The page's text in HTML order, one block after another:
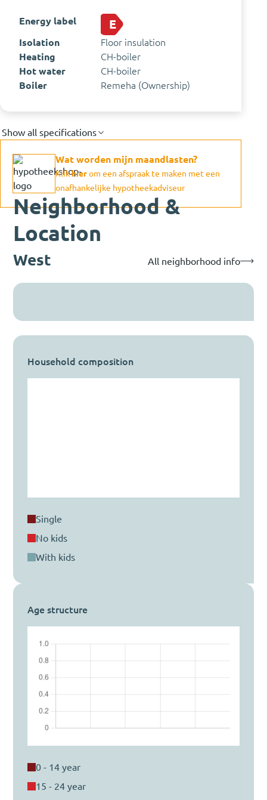
Energy label E
Isolation
Floor insulation
Heating
CH-boiler
Hot water
CH-boiler
Boiler
Remeha (Ownership)
Show all specifications
Wat worden mijn maandlasten?
Klikhierom een afspraak te maken met een
onafhankelijke hypotheekadviseur
Neighborhood &
Location
West All neighborhood info
Household composition
single
no kids
with kids
Age structure
0 - 14 year
15 - 24 year